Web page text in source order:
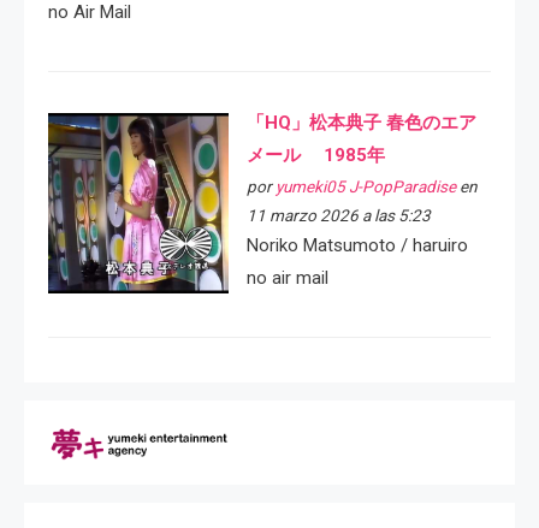
no Air Mail
「HQ」松本典子 春色のエア
メール 1985年
por yumeki05 J-PopParadiseen
11 marzo 2026 a las 5:23
Noriko Matsumoto / haruiro
no air mail